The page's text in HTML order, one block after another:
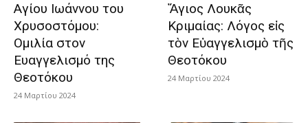
Αγίου Ιωάννου του
Χρυσοστόμου:
Ομιλία στον
Ευαγγελισμό της
Θεοτόκου
24 Μαρτίου 2024
Ἅγιος Λουκᾶς
Κριμαίας: Λόγος εἰς
τὸν Εὐαγγελισμὸ τῆς
Θεοτόκου
24 Μαρτίου 2024